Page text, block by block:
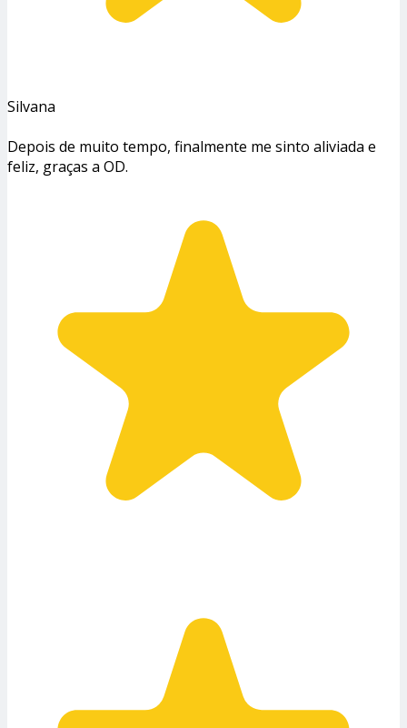
Silvana
Depois de muito tempo, finalmente me sinto aliviada e
feliz, graças a OD.